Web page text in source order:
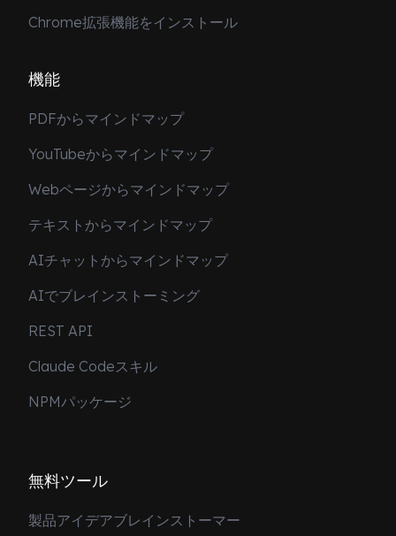
Chrome拡張機能をインストール
機能
PDFからマインドマップ
YouTubeからマインドマップ
Webページからマインドマップ
テキストからマインドマップ
AIチャットからマインドマップ
AIでブレインストーミング
REST API
Claude Codeスキル
NPMパッケージ
無料ツール
製品アイデアブレインストーマー